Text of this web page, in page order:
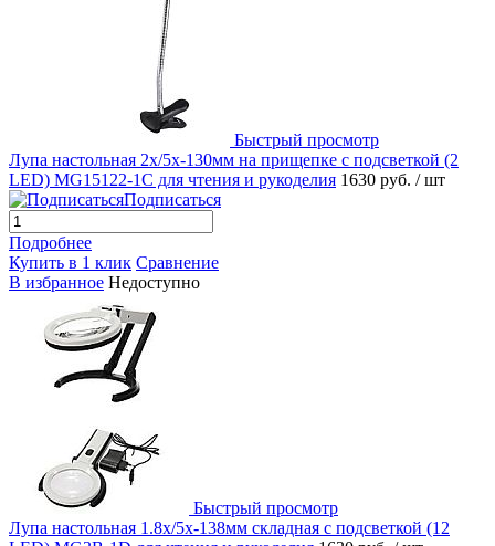
Быстрый просмотр
Лупа настольная 2x/5x-130мм на прищепке с подсветкой (2
LED) MG15122-1C для чтения и рукоделия 1630 руб. / шт
Подписаться
Подробнее
Купить в 1 клик Сравнение
В избранное Недоступно
Быстрый просмотр
Лупа настольная 1.8x/5x-138мм складная с подсветкой (12